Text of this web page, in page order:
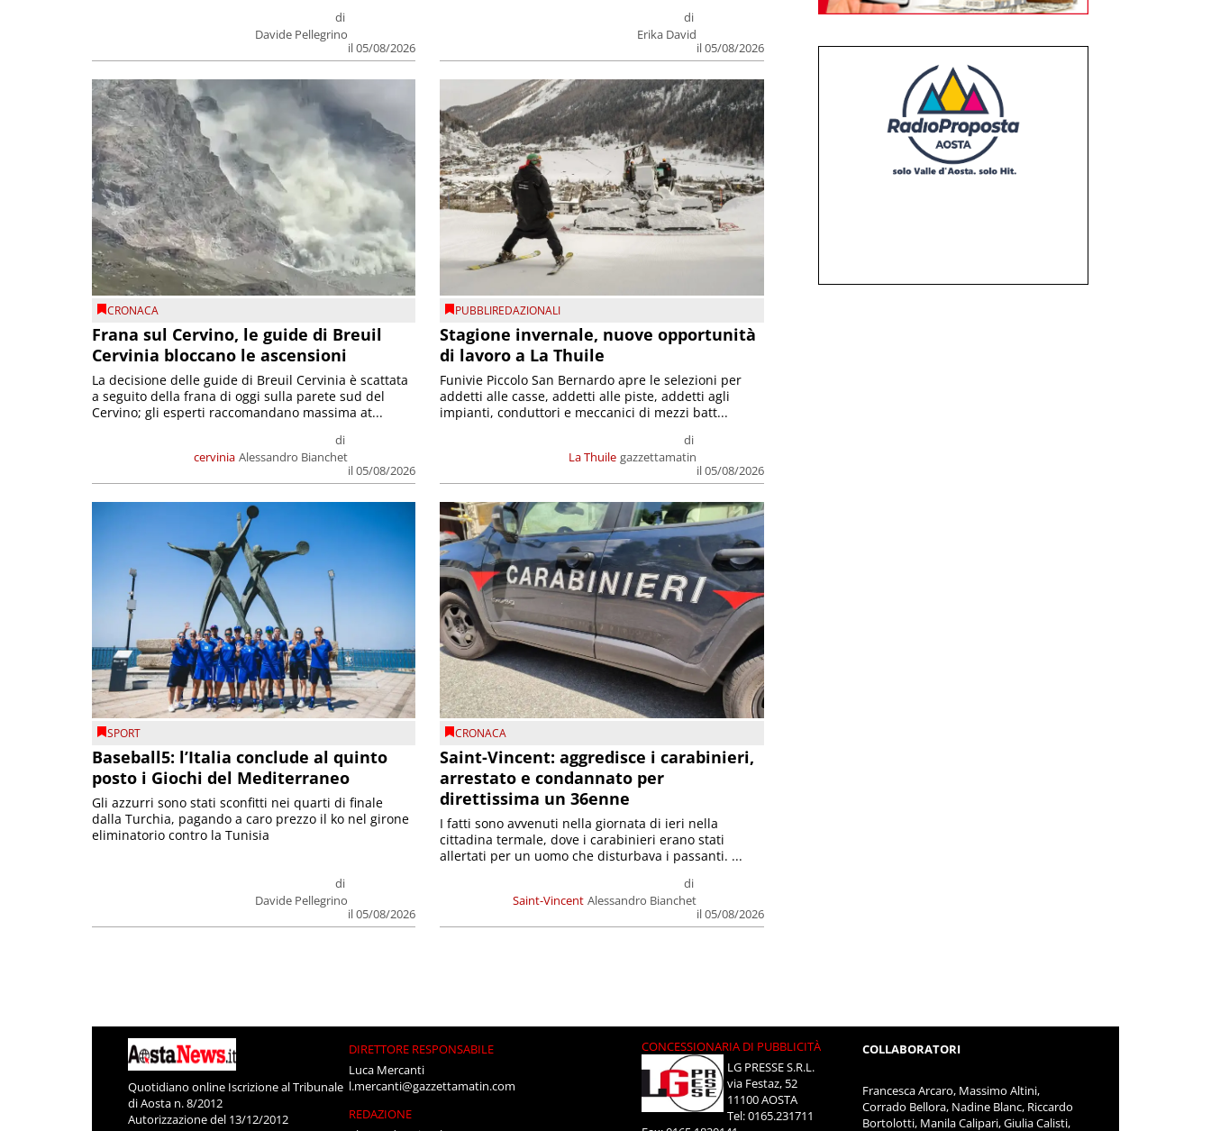
di
Davide Pellegrino
il 05/08/2026
di
Erika David
il 05/08/2026
CRONACA
Frana sul Cervino, le guide di Breuil
Cervinia bloccano le ascensioni
cervinia
di
Alessandro Bianchet
il 05/08/2026
La decisione delle guide di Breuil Cervinia è scattata
a seguito della frana di oggi sulla parete sud del
Cervino; gli esperti raccomandano massima at...
PUBBLIREDAZIONALI
Stagione invernale, nuove opportunità
di lavoro a La Thuile
La Thuile
di
gazzettamatin
il 05/08/2026
Funivie Piccolo San Bernardo apre le selezioni per
addetti alle casse, addetti alle piste, addetti agli
impianti, conduttori e meccanici di mezzi batt...
SPORT
Baseball5: l’Italia conclude al quinto
posto i Giochi del Mediterraneo
di
Davide Pellegrino
il 05/08/2026
Gli azzurri sono stati sconfitti nei quarti di finale
dalla Turchia, pagando a caro prezzo il ko nel girone
eliminatorio contro la Tunisia
CRONACA
Saint-Vincent: aggredisce i carabinieri,
arrestato e condannato per
direttissima un 36enne
Saint-Vincent
di
Alessandro Bianchet
il 05/08/2026
I fatti sono avvenuti nella giornata di ieri nella
cittadina termale, dove i carabinieri erano stati
allertati per un uomo che disturbava i passanti. ...
Quotidiano online Iscrizione al Tribunale
di Aosta n. 8/2012
Autorizzazione del 13/12/2012
DIRETTORE RESPONSABILE
Luca Mercanti
l.mercanti@gazzettamatin.com
REDAZIONE
CONCESSIONARIA DI PUBBLICITÀ
LG PRESSE S.R.L.
via Festaz, 52
11100 AOSTA
Tel: 0165.231711
COLLABORATORI
Francesca Arcaro, Massimo Altini,
Corrado Bellora, Nadine Blanc, Riccardo
Bortolotti, Manila Calipari, Giulia Calisti,